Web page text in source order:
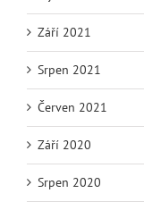
Září 2021
Srpen 2021
Červen 2021
Září 2020
Srpen 2020